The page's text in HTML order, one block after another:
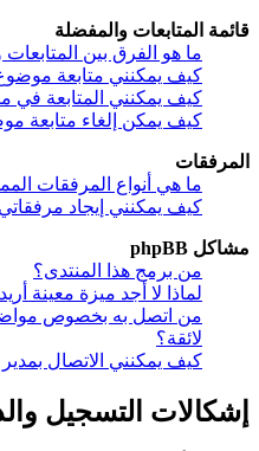
قائمة المتابعات والمفضلة
ما هو الفرق بين
كيف يمكنني متابعة
كيف يمكنني المتابعة في
كيف يمكن إلغاء متابعة
المرفقات
ما هي أنواع المرفقات
كيف يمكنني إيجاد
مشاكل phpBB
من برمج هذا المنتدى؟
لماذا لا أجد ميزة معينة
من اتصل به بخصوص مواضيع
لائقة؟
كيف يمكنني الاتصال بمدير
إشكالات التسجيل